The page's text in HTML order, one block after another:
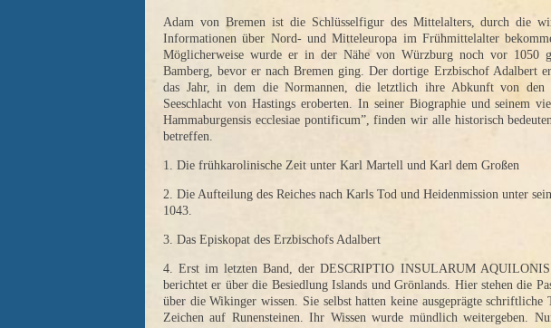
Adam von Bremen ist die Schlüsselfigur des Mittelalters, durch die
Informationen über Nord- und Mitteleuropa im Frühmittelalter
Möglicherweise wurde er in der Nähe von Würzburg noch vor 1050
Bamberg, bevor er nach Bremen ging. Der dortige Erzbischof Adalbert
das Jahr, in dem die Normannen, die letztlich ihre Abkunft von
Seeschlacht von Hastings eroberten. In seiner Biographie und seinem
Hammaburgensis ecclesiae pontificum”, finden wir alle historisch
betreffen.
1. Die frühkarolinische Zeit unter Karl Martell und Karl dem Großen
2. Die Aufteilung des Reiches nach Karls Tod und Heidenmission unter
1043.
3. Das Episkopat des Erzbischofs Adalbert
4. Erst im letzten Band, der DESCRIPTIO INSULARUM AQUILONIS
berichtet er über die Besiedlung Islands und Grönlands. Hier stehen die
über die Wikinger wissen. Sie selbst hatten keine ausgeprägte
Zeichen auf Runensteinen. Ihr Wissen wurde mündlich weitergeben.